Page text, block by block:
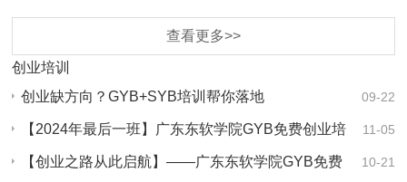
查看更多>>
创业培训
09-22
创业缺方向？GYB+SYB培训帮你落地
11-05
【2024年最后一班】广东东软学院GYB免费创业培
训课… 10-21
【创业之路从此启航】——广东东软学院GYB免费